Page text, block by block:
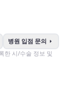
병원 입점 문의 arrow_right
한 시/수술 정보 및